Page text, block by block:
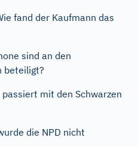
fand der Kaufmann das
sind an den
beteiligt?
mit den Schwarzen
die NPD nicht